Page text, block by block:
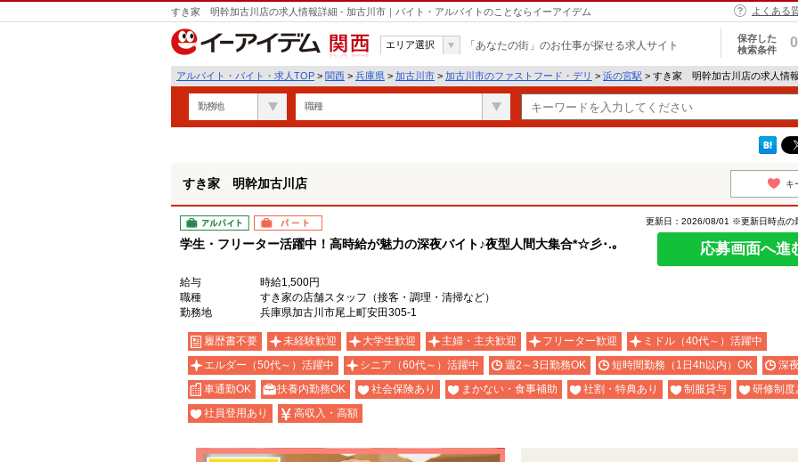
すき家 明幹加古川店の求人情報詳細 - 加古川市｜バイト・アルバイトのことならイーアイデム よくある
関西
エリア選択 「あなたの街」のお仕事が探せる求人サイト
保存した
検索条件
0
アルバイト・バイト・求人TOP > 関西 > 兵庫県 > 加古川市 > 加古川市のファストフード・デリ > 浜の宮駅 > すき家 明幹加古川店の求人情
勤務地 職種
すき家 明幹加古川店 キ
アルバイト パート
学生・フリーター活躍中！高時給が魅力の深夜バイト♪夜型人間大集合*☆彡･.｡
更新日：2026/08/01 ※更新日時点の
応募画面へ進
給与
時給1,500円
職種
すき家の店舗スタッフ（接客・調理・清掃など）
勤務地
兵庫県加古川市尾上町安田305-1
履歴書不要 未経験歓迎 大学生歓迎 主婦・主夫歓迎 フリーター歓迎
ミドル（40代～）活躍中
エルダー（50代～）活躍中
シニア（60代～）活躍中 週2～3日勤務OK 短時間勤務（1日4h以内）OK
深
車通勤OK
扶養内勤務OK 社会保険あり まかない・食事補助 社割・特典あり 制服貸与
研修制度
社員登用あり
高収入・高額